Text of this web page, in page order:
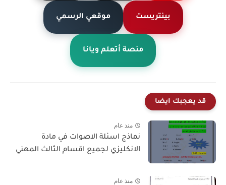
بينتريست موقعي الرسمي
منصة أتعلم ويانا
قد يعجبك ايضا
منذ عام
نماذج اسئلة الاصوات في مادة
الانكليزي لجميع اقسام الثالث المهني
منذ عام